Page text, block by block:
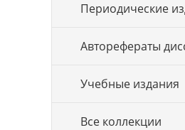
Периодические
Авторефераты
Учебные издания
Все коллекции